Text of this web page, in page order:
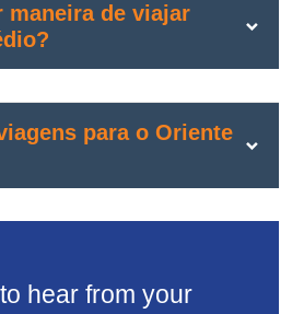
maneira de viajar
para o Oriente
hear from your